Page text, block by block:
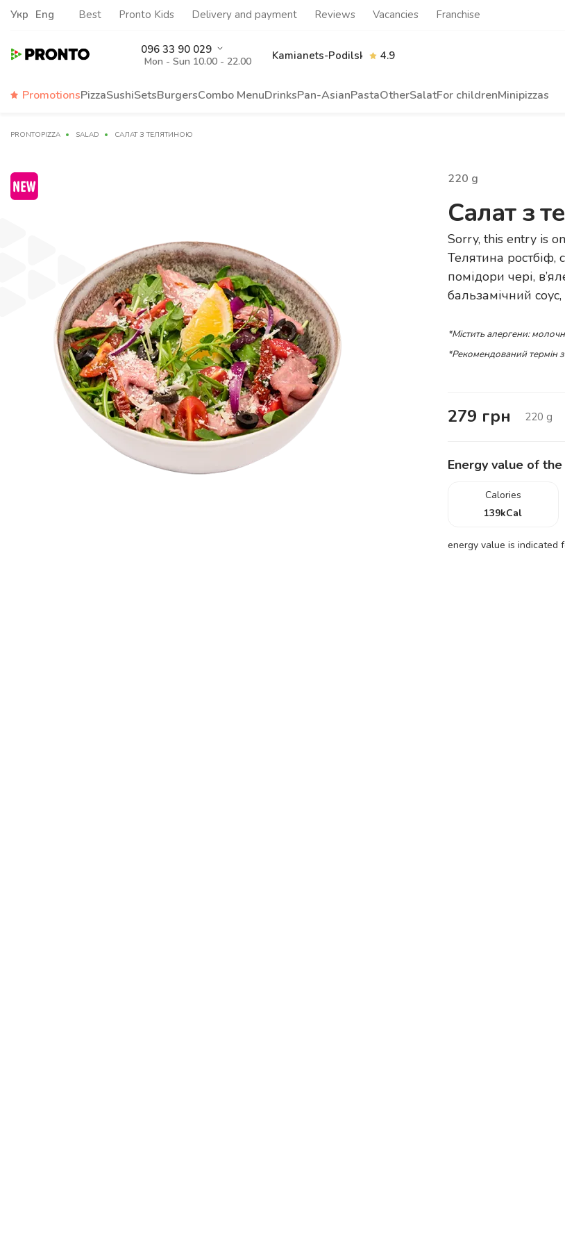
Укр Eng Best Pronto Kids Delivery and payment Reviews Vacancies Franchise
096 33 90 029
Mon - Sun 10.00 - 22.00 Kamianets-Podilskyi 4.9
PromotionsPizzaSushiSetsBurgersСombo MenuDrinksPan-AsianPastaOtherSalatFor childrenMinipizzas
PRONTOPIZZA SALAD САЛАТ З ТЕЛЯТИНОЮ
220 g
Салат з
Sorry, this entry is
Телятина ростбіф,
помідори чері,
бальзамічний
*Містить алергени:
*Рекомендований термін
279 грн 220 g
Energy value of
Calories
139kCal
energy value is indicated